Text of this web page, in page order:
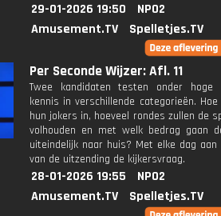
29-01-2026 19:50
NPO2
Amusement.TV
Spelletjes.TV
Per Seconde Wijzer: Afl. 11
Twee kandidaten testen onder hoge
kennis in verschillende categorieën.
hun jokers in, hoeveel rondes zullen de
volhouden en met welk bedrag gaan
uiteindelijk naar huis? Met elke dag
van de uitzending de kijkersvraag.
28-01-2026 19:55
NPO2
Amusement.TV
Spelletjes.TV